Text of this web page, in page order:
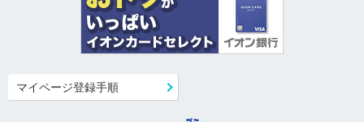
マイページ登録手順